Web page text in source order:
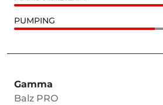
PUMPING
Gamma
Balz PRO